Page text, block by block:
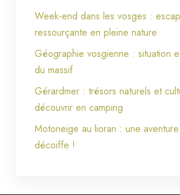
Week-end dans les vosges :
ressourçante en pleine nature
Géographie vosgienne : situation
du massif
Gérardmer : trésors naturels et
découvrir en camping
Motoneige au lioran : une
décoiffe !